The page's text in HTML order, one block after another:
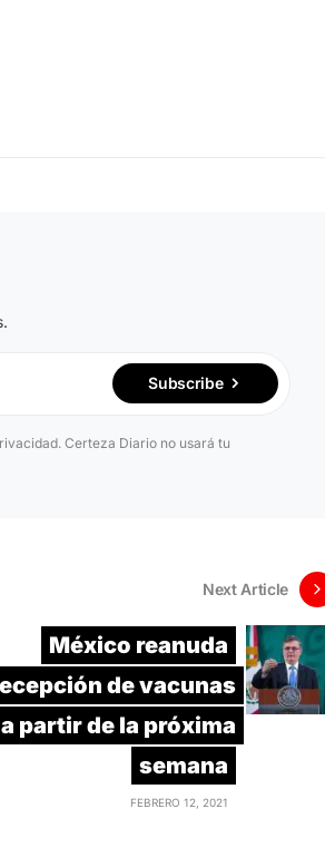
Subscribe
Certeza Diario no usará tu
Next Article
México reanuda
de vacunas
a partir de la próxima
semana
FEBRERO 12, 2021